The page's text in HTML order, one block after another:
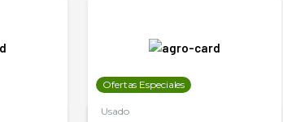
Ofertas Especiales
Usado